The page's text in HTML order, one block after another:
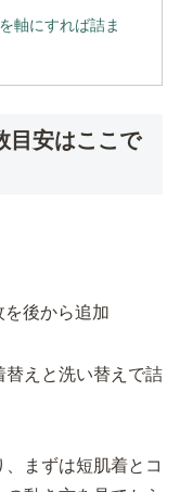
軸にすれば詰ま
目安はここで
を後から追加
替えと洗い替えで詰
まずは短肌着とコ